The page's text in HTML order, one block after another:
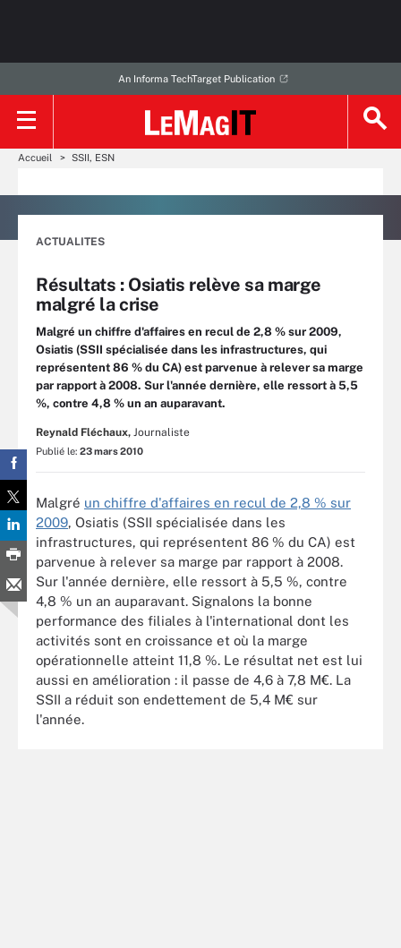
An Informa TechTarget Publication
Accueil SSII, ESN
ACTUALITES
Résultats : Osiatis relève sa marge
malgré la crise
Malgré un chiffre d'affaires en recul de 2,8 % sur 2009,
Osiatis (SSII spécialisée dans les infrastructures, qui
représentent 86 % du CA) est parvenue à relever sa marge
par rapport à 2008. Sur l'année dernière, elle ressort à 5,5
%, contre 4,8 % un an auparavant.
Reynald Fléchaux, Journaliste
Publié le: 23 mars 2010
Malgré un chiffre d'affaires en recul de 2,8 % sur
2009, Osiatis (SSII spécialisée dans les
infrastructures, qui représentent 86 % du CA) est
parvenue à relever sa marge par rapport à 2008.
Sur l'année dernière, elle ressort à 5,5 %, contre
4,8 % un an auparavant. Signalons la bonne
performance des filiales à l'international dont les
activités sont en croissance et où la marge
opérationnelle atteint 11,8 %. Le résultat net est lui
aussi en amélioration : il passe de 4,6 à 7,8 M€. La
SSII a réduit son endettement de 5,4 M€ sur
l'année.